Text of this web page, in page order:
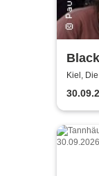
Tour
Kiel,